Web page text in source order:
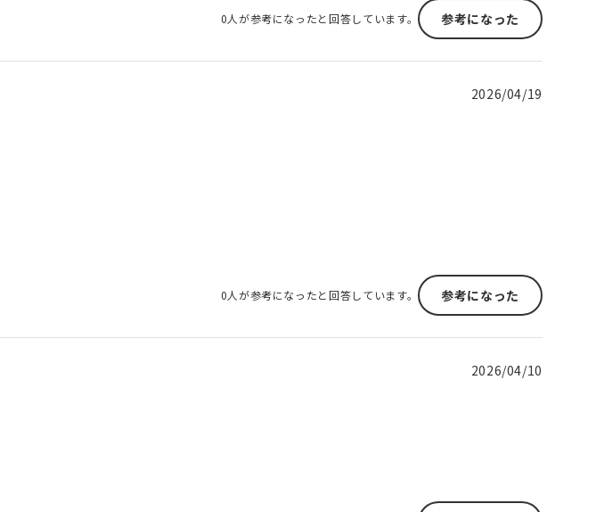
0人が参考になったと回答しています。 参考になった
2026/04/19
0人が参考になったと回答しています。 参考になった
2026/04/10